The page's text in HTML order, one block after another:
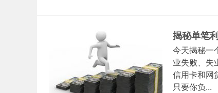
揭秘单笔
今天揭秘一
业失败、失
信用卡和网
只要你负...